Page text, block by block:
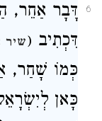
6
דָּבָר אַחֵר,
דִּכְתִיב (שיר
כְּמוֹ שָׁחַר,
כָּאן